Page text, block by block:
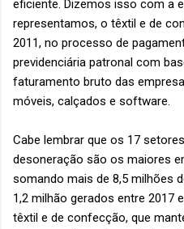
eficiente. Dizemos isso com a
representamos, o têxtil e de
2011, no processo de
previdenciária patronal com
faturamento bruto das
móveis, calçados e software.
Cabe lembrar que os 17
desoneração são os maiores
somando mais de 8,5 milhões
1,2 milhão gerados entre 2017
têxtil e de confecção, que